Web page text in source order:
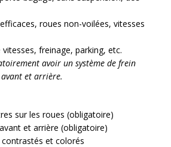
roues non-voilées, vitesses
freinage, parking, etc.
avoir un système de frein
et arrière.
sur les roues (obligatoire)
et arrière (obligatoire)
et colorés